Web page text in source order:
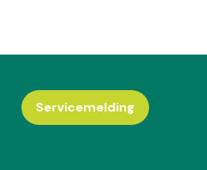
Servicemelding